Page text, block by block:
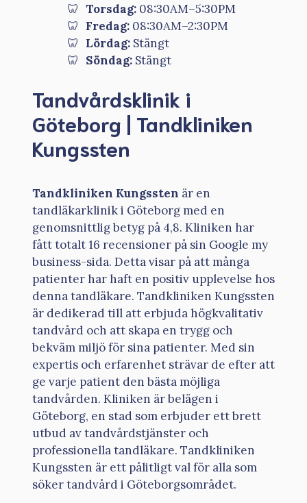
Torsdag: 08:30AM–5:30PM
Fredag: 08:30AM–2:30PM
Lördag: Stängt
Söndag: Stängt
Tandvårdsklinik i
Göteborg | Tandkliniken
Kungssten
Tandkliniken Kungssten är en
tandläkarklinik i Göteborg med en
genomsnittlig betyg på 4,8. Kliniken har
fått totalt 16 recensioner på sin Google my
business-sida. Detta visar på att många
patienter har haft en positiv upplevelse hos
denna tandläkare. Tandkliniken Kungssten
är dedikerad till att erbjuda högkvalitativ
tandvård och att skapa en trygg och
bekväm miljö för sina patienter. Med sin
expertis och erfarenhet strävar de efter att
ge varje patient den bästa möjliga
tandvården. Kliniken är belägen i
Göteborg, en stad som erbjuder ett brett
utbud av tandvårdstjänster och
professionella tandläkare. Tandkliniken
Kungssten är ett pålitligt val för alla som
söker tandvård i Göteborgsområdet.